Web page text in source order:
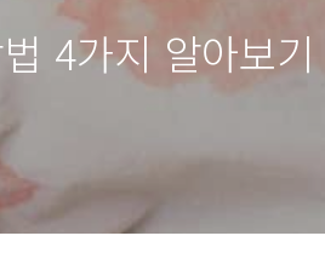
4가지 알아보기